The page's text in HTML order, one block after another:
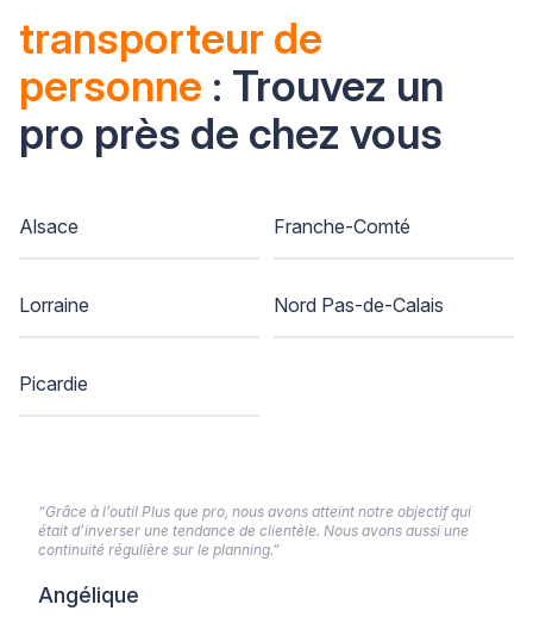
transporteur de
personne : Trouvez un
pro près de chez vous
Alsace Franche-Comté
Lorraine Nord Pas-de-Calais
Picardie
“Grâce à l’outil Plus que pro, nous avons atteint notre objectif qui
était d’inverser une tendance de clientèle. Nous avons aussi une
continuité régulière sur le planning.”
Angélique